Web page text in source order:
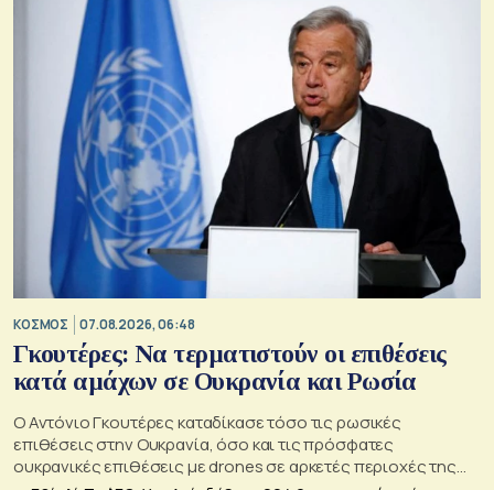
ΚΟΣΜΟΣ 07.08.2026, 06:48
Γκουτέρες: Να τερματιστούν οι επιθέσεις
κατά αμάχων σε Ουκρανία και Ρωσία
Ο Αντόνιο Γκουτέρες καταδίκασε τόσο τις ρωσικές
επιθέσεις στην Ουκρανία, όσο και τις πρόσφατες
ουκρανικές επιθέσεις με drones σε αρκετές περιοχές της